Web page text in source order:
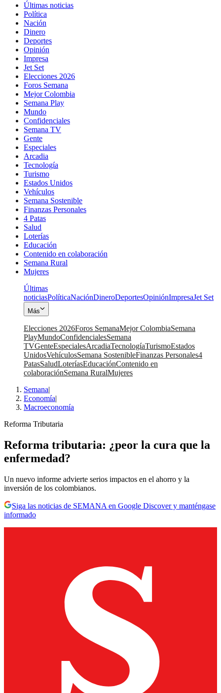
Últimas noticias
Política
Nación
Dinero
Deportes
Opinión
Impresa
Jet Set
Elecciones 2026
Foros Semana
Mejor Colombia
Semana Play
Mundo
Confidenciales
Semana TV
Gente
Especiales
Arcadia
Tecnología
Turismo
Estados Unidos
Vehículos
Semana Sostenible
Finanzas Personales
4 Patas
Salud
Loterías
Educación
Contenido en colaboración
Semana Rural
Mujeres
Últimas
noticiasPolíticaNaciónDineroDeportesOpiniónImpresaJet Set
Más
Elecciones 2026Foros SemanaMejor ColombiaSemana
PlayMundoConfidencialesSemana
TVGenteEspecialesArcadiaTecnologíaTurismoEstados
UnidosVehículosSemana SostenibleFinanzas Personales4
PatasSaludLoteríasEducaciónContenido en
colaboraciónSemana RuralMujeres
Semana|
Economía|
Macroeconomía
Reforma Tributaria
Reforma tributaria: ¿peor la cura que la
enfermedad?
Un nuevo informe advierte serios impactos en el ahorro y la
inversión de los colombianos.
Siga las noticias de SEMANA en Google Discover y manténgase
informado